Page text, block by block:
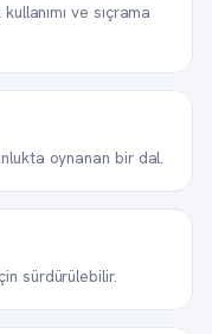
ve sıçrama
oynanan bir dal.
sürdürülebilir.